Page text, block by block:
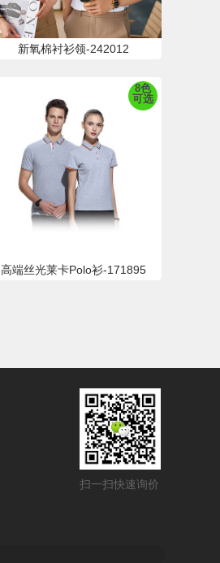
新氧棉衬衫领-242012
8色
可选
高端丝光莱卡Polo衫-171895
扫一扫快速询价